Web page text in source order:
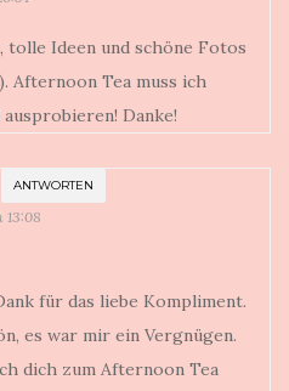
tolle Ideen und schöne Fotos
Afternoon Tea muss ich
Danke!
ANTWORTEN
13:08
für das liebe Kompliment.
es war mir ein Vergnügen.
dich zum Afternoon Tea